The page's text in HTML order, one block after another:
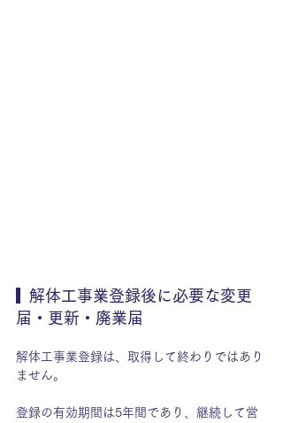
  解体工事業登録後に必要な変更
届・更新・廃業届
解体工事業登録は、取得して終わりではあり
ません。
登録の有効期間は5年間であり、継続して営